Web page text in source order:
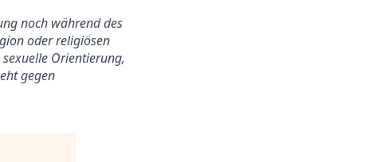
noch während des
oder religiösen
Orientierung,
gegen